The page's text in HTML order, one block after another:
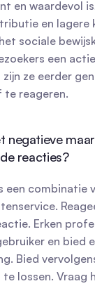
en waardevol
en lagere
sociale
een
ze eerder
te reageren.
negatieve
reacties?
een combinatie
Erken
en bied
Bied
lossen. Vraag